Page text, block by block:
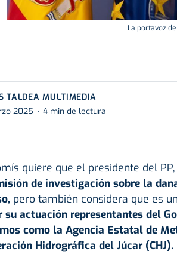
La portavoz
TALDEA MULTIMEDIA
2025
4 min de lectura
quiere que el presidente del
de investigación sobre la
pero también considera que es
su actuación representantes del
como la Agencia Estatal de
Hidrográfica del Júcar (CHJ).